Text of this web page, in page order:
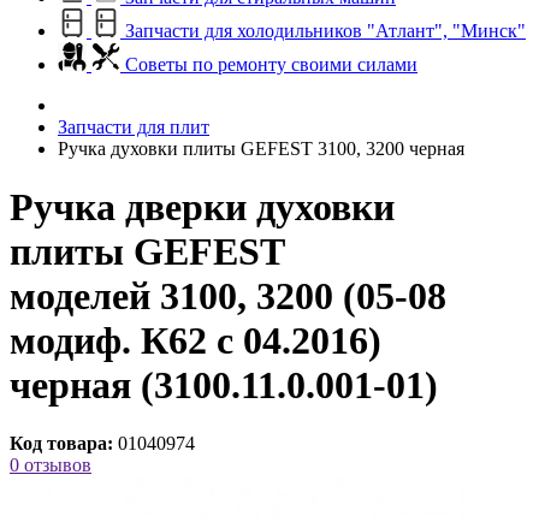
Запчасти для холодильников "Атлант", "Минск"
Советы по ремонту своими силами
Запчасти для плит
Ручка духовки плиты GEFEST 3100, 3200 черная
Ручка дверки духовки
плиты GEFEST
моделей 3100, 3200 (05-08
модиф. К62 с 04.2016)
черная (3100.11.0.001-01)
Код товара: 01040974
0 отзывов